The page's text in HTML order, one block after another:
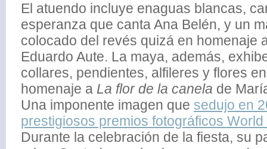
El atuendo incluye enaguas blancas,
esperanza que canta Ana Belén, y un
colocado del revés quizá en homenaje
Eduardo Aute. La maya, además,
collares, pendientes, alfileres y flores
homenaje a La flor de la canela de
Una imponente imagen que sedujo en
prestigiosos premios fotográficos
Durante la celebración de la fiesta, su